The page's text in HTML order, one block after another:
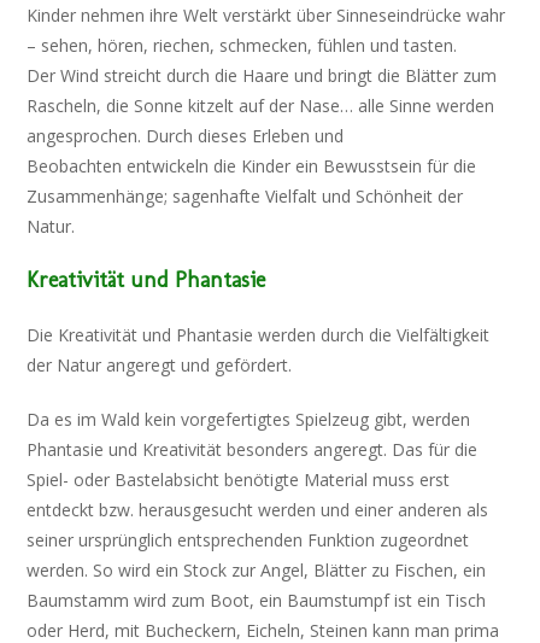
Kinder nehmen ihre Welt verstärkt über Sinneseindrücke wahr
– sehen, hören, riechen, schmecken, fühlen und tasten.
Der Wind streicht durch die Haare und bringt die Blätter zum
Rascheln, die Sonne kitzelt auf der Nase… alle Sinne werden
angesprochen. Durch dieses Erleben und
Beobachten entwickeln die Kinder ein Bewusstsein für die
Zusammenhänge; sagenhafte Vielfalt und Schönheit der
Natur.
Kreativität und Phantasie
Die Kreativität und Phantasie werden durch die Vielfältigkeit
der Natur angeregt und gefördert.
Da es im Wald kein vorgefertigtes Spielzeug gibt, werden
Phantasie und Kreativität besonders angeregt. Das für die
Spiel- oder Bastelabsicht benötigte Material muss erst
entdeckt bzw. herausgesucht werden und einer anderen als
seiner ursprünglich entsprechenden Funktion zugeordnet
werden. So wird ein Stock zur Angel, Blätter zu Fischen, ein
Baumstamm wird zum Boot, ein Baumstumpf ist ein Tisch
oder Herd, mit Bucheckern, Eicheln, Steinen kann man prima